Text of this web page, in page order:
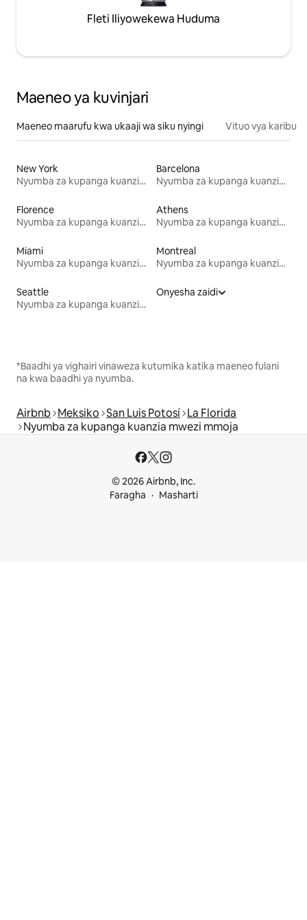
Fleti Iliyowekewa Huduma
Maeneo ya kuvinjari
Maeneo maarufu kwa ukaaji wa siku nyingi Vituo vya karibu
New York
Nyumba za kupanga kuanzia mwezi mmoja
Barcelona
Nyumba za kupanga kuanzia mwezi mmoja
Florence
Nyumba za kupanga kuanzia mwezi mmoja
Athens
Nyumba za kupanga kuanzia mwezi mmoja
Miami
Nyumba za kupanga kuanzia mwezi mmoja
Montreal
Nyumba za kupanga kuanzia mwezi mmoja
Seattle
Nyumba za kupanga kuanzia mwezi mmoja
Onyesha zaidi
*Baadhi ya vighairi vinaweza kutumika katika maeneo fulani
na kwa baadhi ya nyumba.
Airbnb Meksiko San Luis Potosí La Florida
Nyumba za kupanga kuanzia mwezi mmoja
© 2026 Airbnb, Inc.
Faragha
Masharti